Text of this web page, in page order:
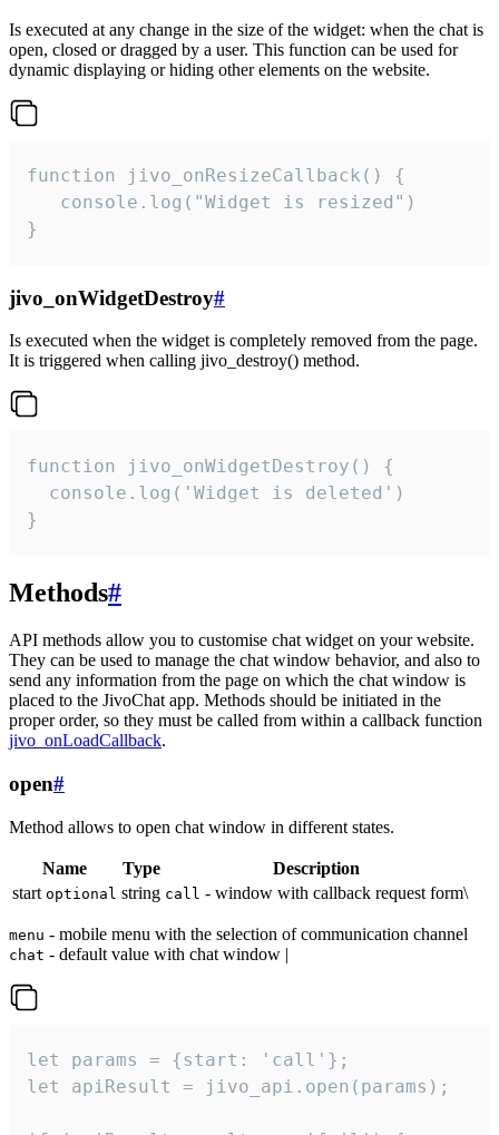
Is executed at any change in the size of the widget: when the chat is
open, closed or dragged by a user. This function can be used for
dynamic displaying or hiding other elements on the website.
function jivo_onResizeCallback() {
   console.log("Widget is resized")
}
jivo_onWidgetDestroy#
Is executed when the widget is completely removed from the page.
It is triggered when calling jivo_destroy() method.
function jivo_onWidgetDestroy() {
  console.log('Widget is deleted')
}
Methods#
API methods allow you to customise chat widget on your website.
They can be used to manage the chat window behavior, and also to
send any information from the page on which the chat window is
placed to the JivoChat app. Methods should be initiated in the
proper order, so they must be called from within a callback function
jivo_onLoadCallback.
open#
Method allows to open chat window in different states.
Name Type
Description
start optional string call - window with callback request form\
menu - mobile menu with the selection of communication channel
chat - default value with chat window |
let params = {start: 'call'};
let apiResult = jivo_api.open(params);